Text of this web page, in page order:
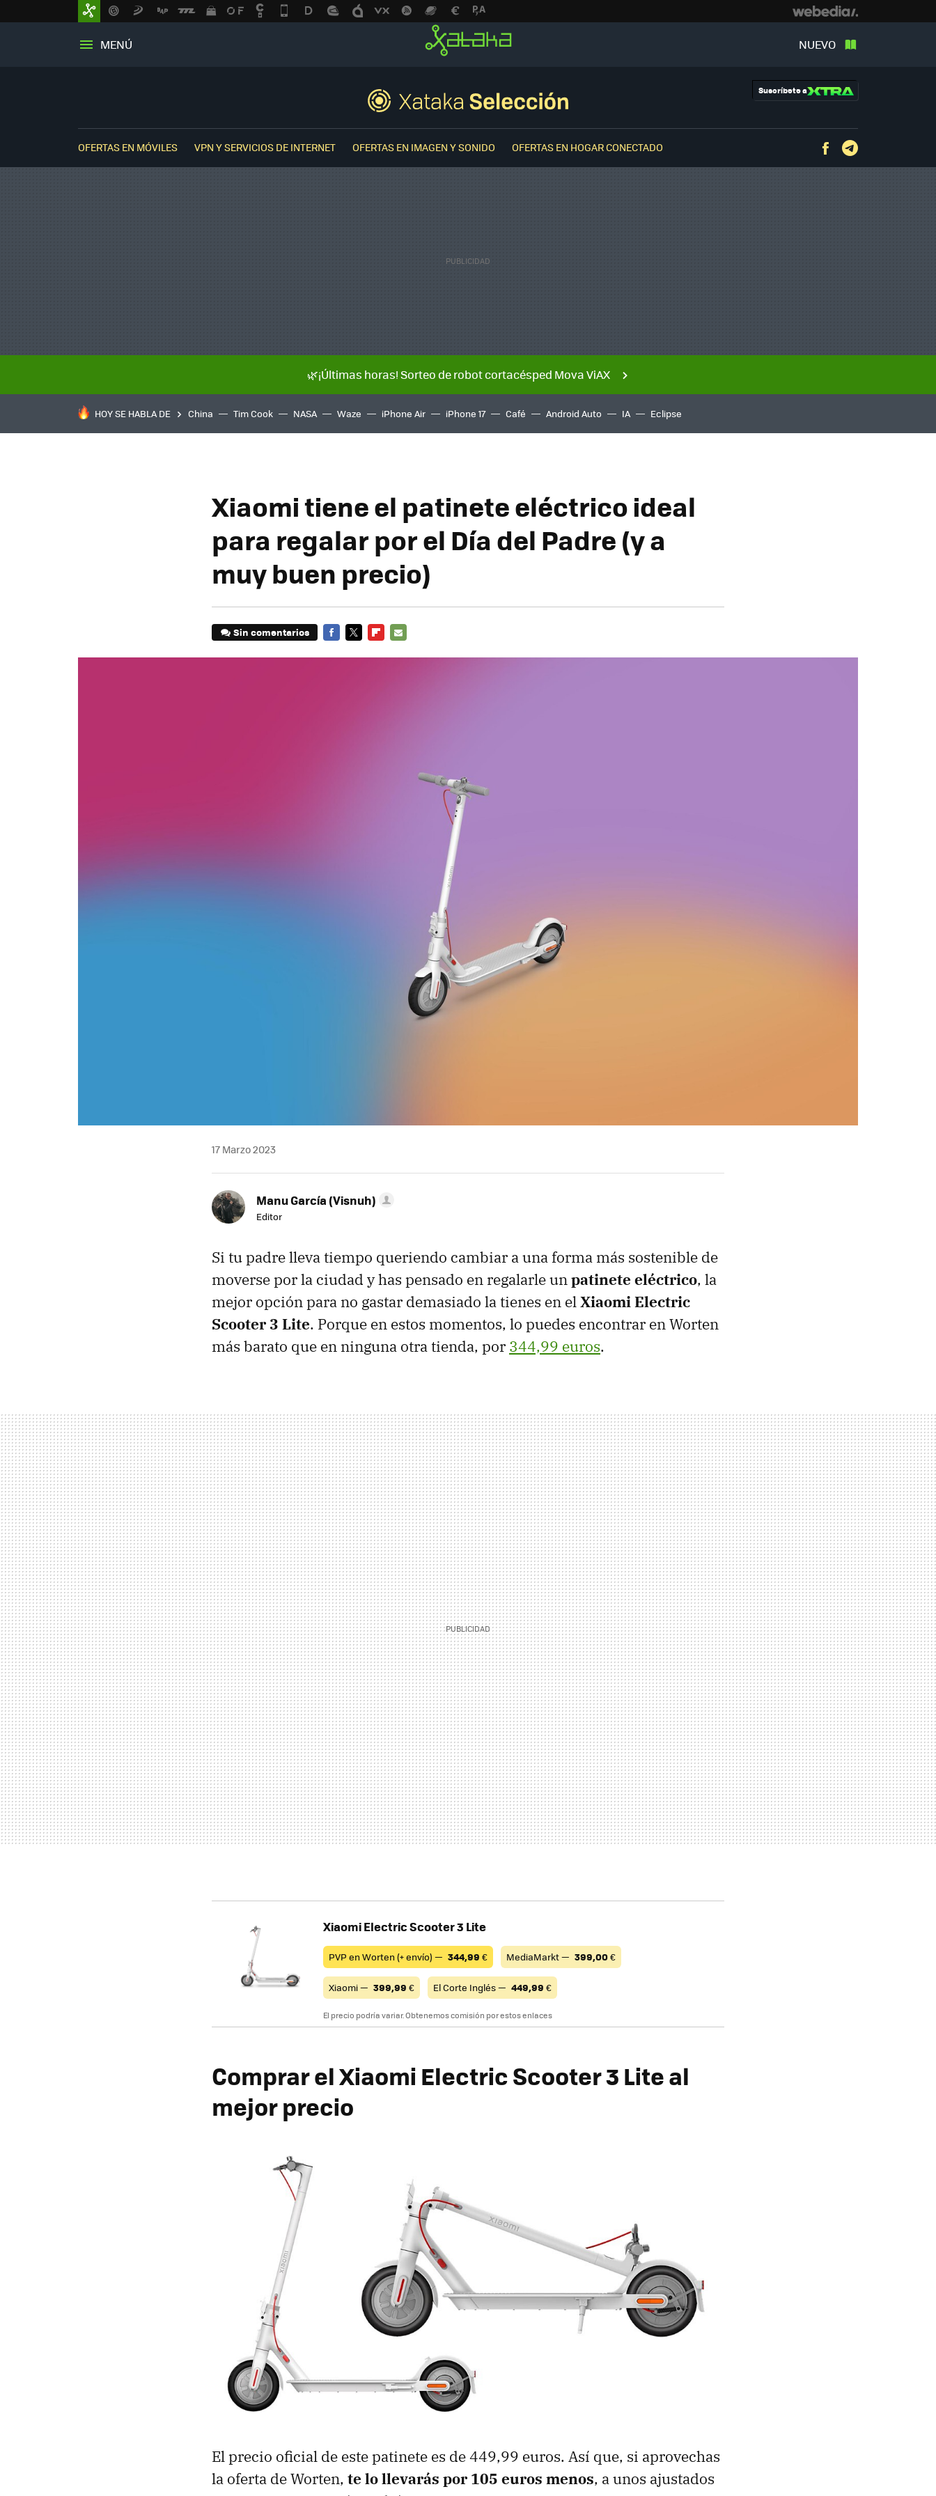
MENÚ NUEVO
Suscríbete a
OFERTAS EN MÓVILES VPN Y SERVICIOS DE INTERNET OFERTAS EN IMAGEN Y SONIDO OFERTAS EN HOGAR CONECTADO Facebook
🌿¡Últimas horas! Sorteo de robot cortacésped Mova ViAX
HOY SE HABLA DE China Tim Cook NASA Waze iPhone Air iPhone 17 Café Android Auto IA Eclipse
Xiaomi tiene el patinete eléctrico ideal
para regalar por el Día del Padre (y a
muy buen precio)
Sin comentarios
17 Marzo 2023
Manu García (Visnuh)
Editor
Si tu padre lleva tiempo queriendo cambiar a una forma más sostenible de
moverse por la ciudad y has pensado en regalarle unpatinete eléctrico, la
mejor opción para no gastar demasiado la tienes en elXiaomi Electric
Scooter 3 Lite. Porque en estos momentos, lo puedes encontrar en Worten
más barato que en ninguna otra tienda, por 344,99 euros.
Xiaomi Electric Scooter 3 Lite
PVP en Worten (+ envío) — 344,99 € MediaMarkt — 399,00€
Xiaomi — 399,99 € El Corte Inglés — 449,99 €
El precio podría variar. Obtenemos comisión por estos enlaces
Comprar el Xiaomi Electric Scooter 3 Lite al
mejor precio
El precio oficial de este patinete es de 449,99 euros. Así que, si aprovechas
la oferta de Worten, te lo llevarás por 105 euros menos, a unos ajustados